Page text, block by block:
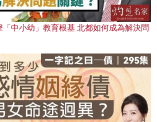
中小幼」教育根基 北都如何成為解決問